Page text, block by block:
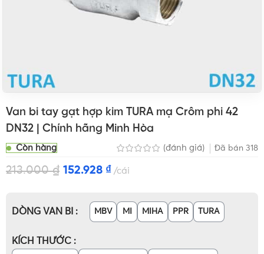
Van bi tay gạt hợp kim TURA mạ Crôm phi 42
DN32 | Chính hãng Minh Hòa
Còn hàng (đánh giá) Đã bán 318
213.000₫ 152.928 ₫ cái
DÒNG VAN BI MBV MI MIHA PPR TURA
KÍCH THƯỚC